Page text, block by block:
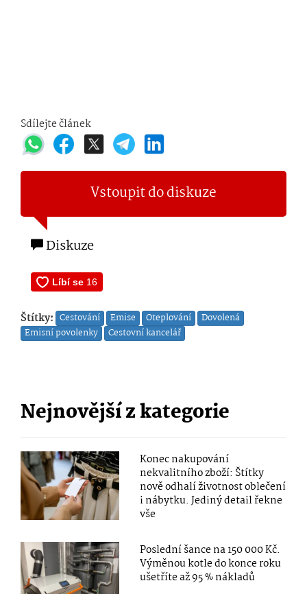
Sdílejte článek
Vstoupit do diskuze
Diskuze
Štítky: Cestování Emise Oteplování
Dovolená
Emisní povolenky
Cestovní kancelář
Nejnovější z kategorie
Konec nakupování
nekvalitního zboží: Štítky
nově odhalí životnost oblečení
i nábytku. Jediný detail řekne
vše
Poslední šance na 150 000 Kč.
Výměnou kotle do konce roku
ušetříte až 95 % nákladů